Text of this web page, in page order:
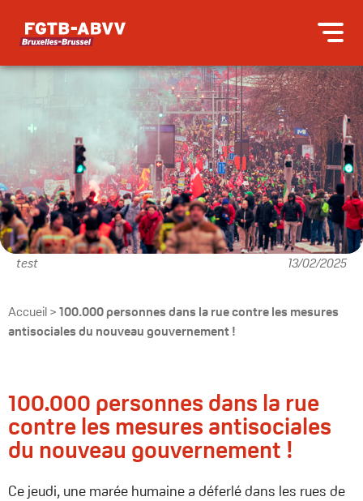
Accueil>100.000 personnes dans la rue contre les mesures
antisociales du nouveau gouvernement !
100.000 personnes dans la rue
contre les mesures antisociales
du nouveau gouvernement !
test 13/02/2025
Ce jeudi, une marée humaine a déferlé dans les rues de